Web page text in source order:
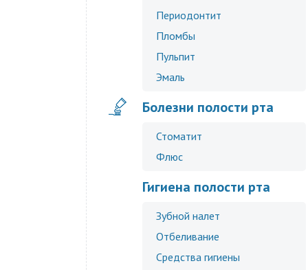
Периодонтит
Пломбы
Пульпит
Эмаль
Болезни полости рта
Стоматит
Флюс
Гигиена полости рта
Зубной налет
Отбеливание
Средства гигиены